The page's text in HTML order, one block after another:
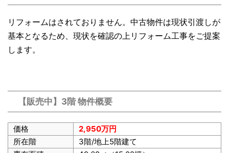
リフォームはされておりません。中古物件は現状引渡しが
基本となるため、現状を確認の上リフォーム工事をご提案
します。
【販売中】3階 物件概要
価格
2,950万円
所在階
3階/地上5階建て